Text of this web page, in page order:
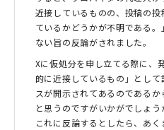
近接しているものの、投稿の
ているかどうかが不明である
ない旨の反論がされました。
Xに仮処分を申し立てる際に、
的に近接しているもの」とし
スが開示されてあるのである
と思うのですがいかがでしょう
これに反論するとしたら、あ